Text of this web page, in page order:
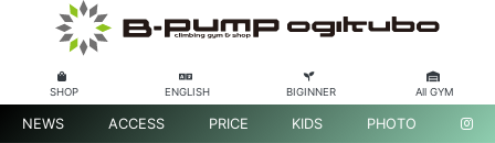
SHOP ENGLISH BIGINNER All GYM
NEWS ACCESS PRICE KIDS PHOTO